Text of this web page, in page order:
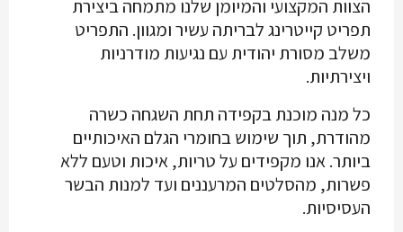
הצוות המקצועי והמיומן שלנו מתמחה ביצירת
תפריט קייטרינג לבריתה עשיר ומגוון. התפריט
משלב מסורת יהודית עם נגיעות מודרניות
ויצירתיות.
כל מנה מוכנת בקפידה תחת השגחה כשרה
מהודרת, תוך שימוש בחומרי הגלם האיכותיים
ביותר. אנו מקפידים על טריות, איכות וטעם ללא
פשרות, מהסלטים המרעננים ועד למנות הבשר
העסיסיות.